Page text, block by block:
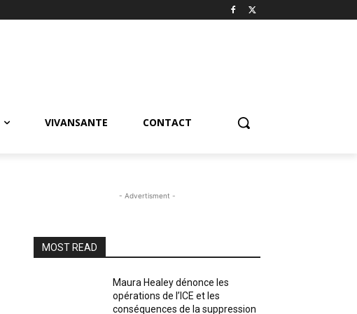
VIVANSANTE CONTACT
- Advertisment -
MOST READ
Maura Healey dénonce les
opérations de l’ICE et les
conséquences de la suppression